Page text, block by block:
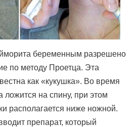
беременным разрешено
по методу Проетца. Эта
как «кукушка». Во время
на спину, при этом
располагается ниже ножной.
препарат, который